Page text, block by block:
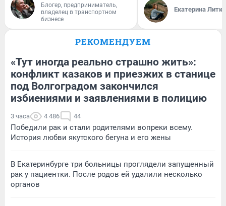
Блогер, предприниматель,
владелец в транспортном
бизнесе
Екатерина
РЕКОМЕНДУЕМ
«Тут иногда реально страшно жить»:
конфликт казаков и приезжих в станице
под Волгоградом закончился
избиениями и заявлениями в полицию
3 часа 4 486 44
Победили рак и стали родителями вопреки всему.
История любви якутского бегуна и его жены
В Екатеринбурге три больницы проглядели запущенный
рак у пациентки. После родов ей удалили несколько
органов